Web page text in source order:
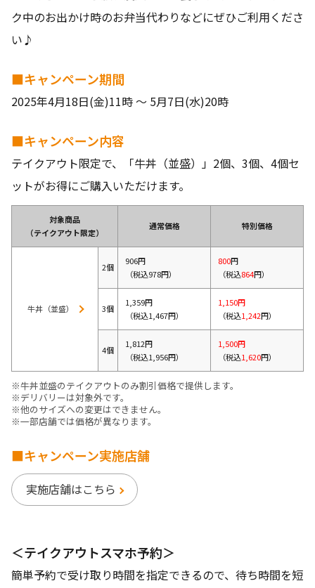
ク中のお出かけ時のお弁当代わりなどにぜひご利用くださ
い♪
■キャンペーン期間
2025年4月18日(金)11時 ～ 5月7日(水)20時
■キャンペーン内容
テイクアウト限定で、「牛丼（並盛）」2個、3個、4個セ
ットがお得にご購入いただけます。
対象商品
（テイクアウト限定）
通常価格 特別価格
牛丼（並盛）
2個
906円
（税込978円）
800円
（税込864円）
3個
1,359円
（税込1,467円）
1,150円
（税込1,242円）
4個
1,812円
（税込1,956円）
1,500円
（税込1,620円）
※牛丼並盛のテイクアウトのみ割引価格で提供します。
※デリバリーは対象外です。
※他のサイズへの変更はできません。
※一部店舗では価格が異なります。
■キャンペーン実施店舗
実施店舗はこちら
＜テイクアウトスマホ予約＞
簡単予約で受け取り時間を指定できるので、待ち時間を短